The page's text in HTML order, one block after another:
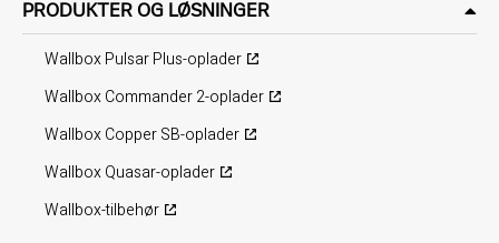
PRODUKTER OG LØSNINGER
Wallbox Pulsar Plus-oplader
Wallbox Commander 2-oplader
Wallbox Copper SB-oplader
Wallbox Quasar-oplader
Wallbox-tilbehør